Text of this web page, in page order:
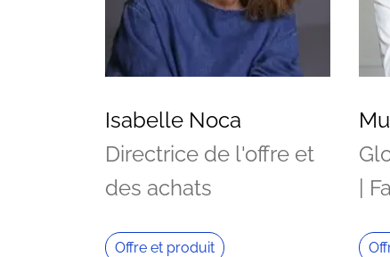
Isabelle Noca
Directrice de l'offre et
des achats
Offre et produit
|